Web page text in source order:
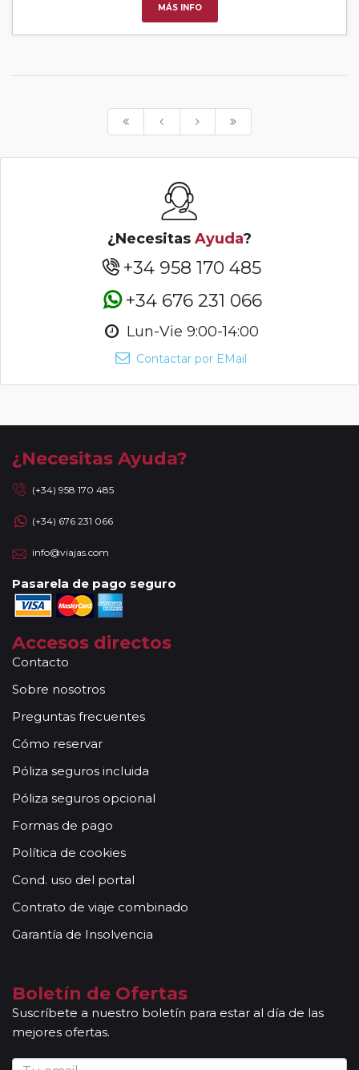
MÁS INFO
¿Necesitas Ayuda?
+34 958 170 485
+34 676 231 066
Lun-Vie 9:00-14:00
Contactar por EMail
¿Necesitas Ayuda?
(+34) 958 170 485
(+34) 676 231 066
info@viajas.com
Pasarela de pago seguro
Accesos directos
Contacto
Sobre nosotros
Preguntas frecuentes
Cómo reservar
Póliza seguros incluida
Póliza seguros opcional
Formas de pago
Política de cookies
Cond. uso del portal
Contrato de viaje combinado
Garantía de Insolvencia
Boletín de Ofertas
Suscríbete a nuestro boletín para estar al día de las
mejores ofertas.